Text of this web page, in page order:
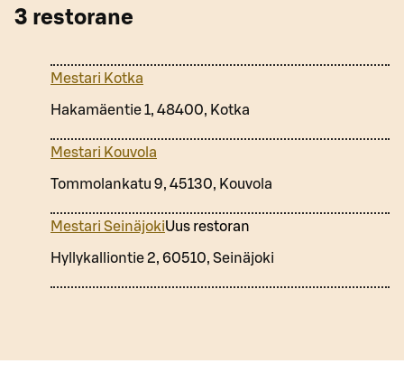
3 restorane
Mestari Kotka
Hakamäentie 1, 48400, Kotka
Mestari Kouvola
Tommolankatu 9, 45130, Kouvola
Mestari SeinäjokiUus restoran
Hyllykalliontie 2, 60510, Seinäjoki